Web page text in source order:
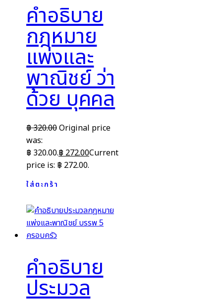
คำอธิบาย
กฎหมาย
แพ่งและ
พาณิชย์ ว่า
ด้วย บุคคล
฿320.00Original price
was:
฿ 320.00.฿ 272.00Current
price is: ฿ 272.00.
ใส่ตะกร้า
คำอธิบาย
ประมวล